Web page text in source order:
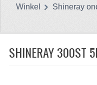
Winkel Shineray
SHINERAY 300ST